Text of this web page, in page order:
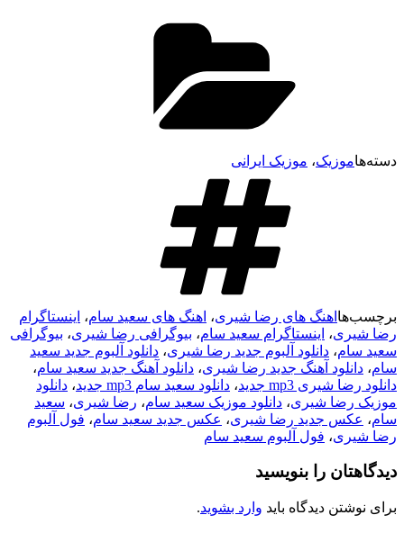
دسته‌هاموزیک، موزیک ایرانی
برچسب‌ها اهنگ های رضا شیری، اهنگ های سعید سام، اینستاگرام
رضا شیری، اینستاگرام سعید سام، بیوگرافی رضا شیری، بیوگرافی
سعید سام، دانلود آلبوم جدید رضا شیری، دانلود آلبوم جدید سعید
سام، دانلود آهنگ جدید رضا شیری، دانلود آهنگ جدید سعید سام،
دانلود رضا شیری mp3 جدید
، دانلود سعید سام mp3 جدید ، دانلود
موزیک رضا شیری، دانلود موزیک سعید سام، رضا شیری، سعید
سام، عکس جدید رضا شیری، عکس جدید سعید سام، فول آلبوم
رضا شیری، فول آلبوم سعید سام
دیدگاهتان را بنویسید
برای نوشتن دیدگاه باید وارد بشوید.